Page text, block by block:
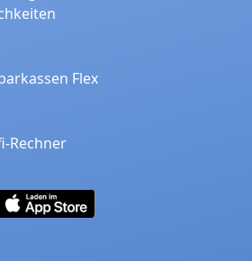
Flex
Rechner